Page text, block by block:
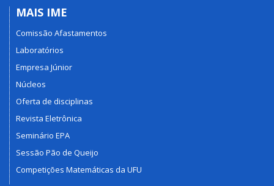
MAIS IME
Comissão Afastamentos
Laboratórios
Empresa Júnior
Núcleos
Oferta de disciplinas
Revista Eletrônica
Seminário EPA
Sessão Pão de Queijo
Competições Matemáticas da UFU